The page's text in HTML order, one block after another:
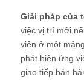
Giải pháp của
việc vị trí mới
viên ở một
phát hiện ứng
giao tiếp bán